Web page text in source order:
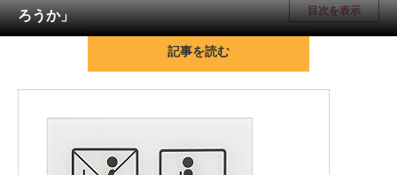
メディア
注目記事を集めた総合ページ
スマホと通信の最新トレンド
進化するPCとデバイスの未来
ろうか」
目次を表示
記事を読む